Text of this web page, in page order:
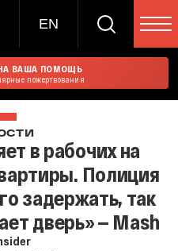
EN
ВАША ПОМОЩЬ
пожертвования
в рабочих на
Полиция
задержать, так
дверь» — Mash